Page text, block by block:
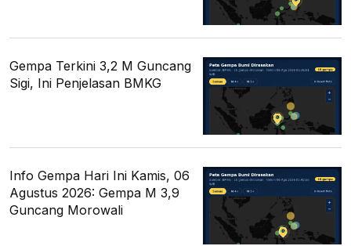
Gempa Terkini 3,2 M Guncang
Sigi, Ini Penjelasan BMKG
Info Gempa Hari Ini Kamis, 06
Agustus 2026: Gempa M 3,9
Guncang Morowali